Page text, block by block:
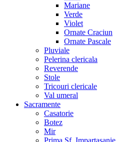
Mariane
Verde
Violet
Ornate Craciun
Ornate Pascale
Pluviale
Pelerina clericala
Reverende
Stole
Tricouri clericale
Val umeral
Sacramente
Casatorie
Botez
Mir